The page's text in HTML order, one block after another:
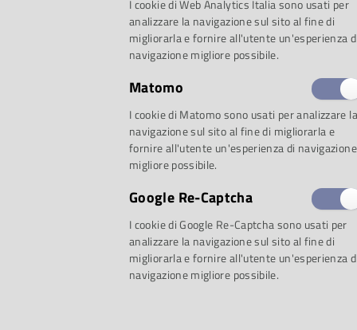
Proposta 1: San
L’amore nella
Romantic Italia:
cantiamo
I cookie di Web Analytics Italia sono usati per
analizzare la navigazione sul sito al fine di
migliorarla e fornire all'utente un'esperienza
navigazione migliore possibile.
Matomo
I cookie di Matomo sono usati per analizzare la
navigazione sul sito al fine di migliorarla e
fornire all'utente un'esperienza di navigazione
migliore possibile.
Google Re-Captcha
I cookie di Google Re-Captcha sono usati per
analizzare la navigazione sul sito al fine di
migliorarla e fornire all'utente un'esperienza
navigazione migliore possibile.